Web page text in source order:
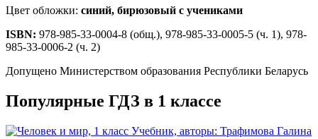
Цвет обложки: синий, бирюзовый с учениками
ISBN: 978-985-33-0004-8 (общ.), 978-985-33-0005-5 (ч. 1), 978-
985-33-0006-2 (ч. 2)
Допущено Министерством образования Республики Беларусь
Популярные ГДЗ в 1 классе